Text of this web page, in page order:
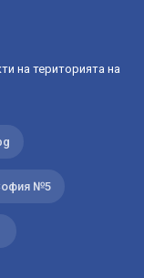
на територията на
№5